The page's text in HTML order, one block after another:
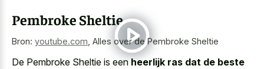
Pembroke Sheltie
Bron: youtube.com Alles over de Pembroke Sheltie
De Pembroke Sheltie is eenheerlijk ras dat de beste